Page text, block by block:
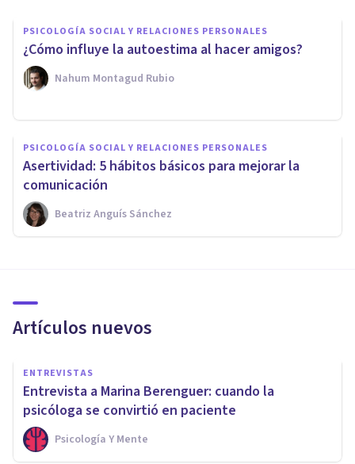
PSICOLOGÍA SOCIAL Y RELACIONES PERSONALES
¿Cómo influye la autoestima al hacer amigos?
Nahum Montagud Rubio
PSICOLOGÍA SOCIAL Y RELACIONES PERSONALES
Asertividad: 5 hábitos básicos para mejorar la
comunicación
Beatriz Anguís Sánchez
Artículos nuevos
ENTREVISTAS
Entrevista a Marina Berenguer: cuando la
psicóloga se convirtió en paciente
Psicología Y Mente